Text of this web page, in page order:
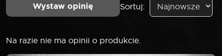
Wystaw opinię Sortuj:
Na razie nie ma opinii o produkcie.